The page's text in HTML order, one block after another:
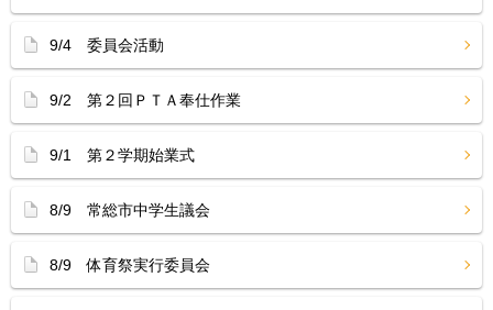
9/4 委員会活動
9/2 第２回ＰＴＡ奉仕作業
9/1 第２学期始業式
8/9 常総市中学生議会
8/9 体育祭実行委員会